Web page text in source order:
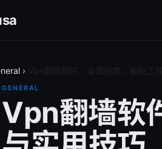
›
GENERAL
Vpn翻墙软